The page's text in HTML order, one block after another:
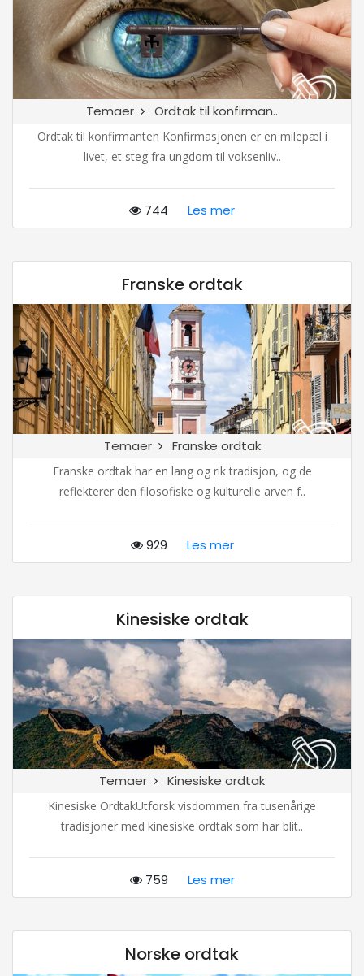
Temaer Ordtak til konfirman..
Ordtak til konfirmanten Konfirmasjonen er en milepæl i
livet, et steg fra ungdom til voksenliv..
744 Les mer
Franske ordtak
Temaer Franske ordtak
Franske ordtak har en lang og rik tradisjon, og de
reflekterer den filosofiske og kulturelle arven f..
929 Les mer
Kinesiske ordtak
Temaer Kinesiske ordtak
Kinesiske OrdtakUtforsk visdommen fra tusenårige
tradisjoner med kinesiske ordtak som har blit..
759 Les mer
Norske ordtak